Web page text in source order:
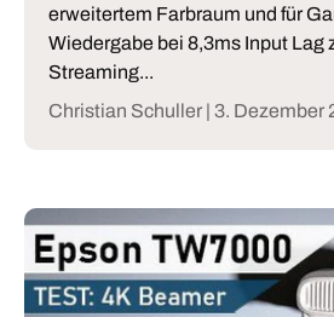
erweitertem Farbraum und für
Wiedergabe bei 8,3ms Input Lag
Streaming...
Christian Schuller | 3. Dezember